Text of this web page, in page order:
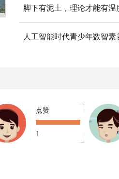
脚下有泥土，理论才能有温
人工智能时代青少年数智素
点赞
1